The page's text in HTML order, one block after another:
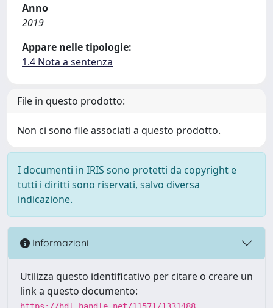
Anno
2019
Appare nelle tipologie:
1.4 Nota a sentenza
File in questo prodotto:
Non ci sono file associati a questo prodotto.
I documenti in IRIS sono protetti da copyright e
tutti i diritti sono riservati, salvo diversa
indicazione.
Informazioni
Utilizza questo identificativo per citare o creare un
link a questo documento: